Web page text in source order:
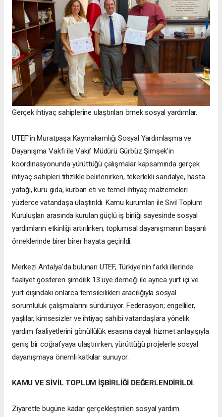
Gerçek ihtiyaç sahiplerine ulaştırılan örnek sosyal yardımlar.
UTEF'in Muratpaşa Kaymakamlığı Sosyal Yardımlaşma ve
Dayanışma Vakfı ile Vakıf Müdürü Gürbüz Şimşek'in
koordinasyonunda yürüttüğü çalışmalar kapsamında gerçek
ihtiyaç sahipleri titizlikle belirlenirken, tekerlekli sandalye, hasta
yatağı, kuru gıda, kurban eti ve temel ihtiyaç malzemeleri
yüzlerce vatandaşa ulaştırıldı. Kamu kurumları ile Sivil Toplum
Kuruluşları arasında kurulan güçlü iş birliği sayesinde sosyal
yardımların etkinliği artırılırken, toplumsal dayanışmanın başarılı
örneklerinde birer birer hayata geçirildi.
Merkezi Antalya'da bulunan UTEF, Türkiye'nin farklı illerinde
faaliyet gösteren şimdilik 13 üye derneği ile ayrıca yurt içi ve
yurt dışındaki onlarca temsilcilikleri aracılığıyla sosyal
sorumluluk çalışmalarını sürdürüyor. Federasyon; engelliler,
yaşlılar, kimsesizler ve ihtiyaç sahibi vatandaşlara yönelik
yardım faaliyetlerini gönüllülük esasına dayalı hizmet anlayışıyla
geniş bir coğrafyaya ulaştırırken, yürüttüğü projelerle sosyal
dayanışmaya önemli katkılar sunuyor.
KAMU VE SİVİL TOPLUM İŞBİRLİĞİ DEĞERLENDİRİLDİ.
Ziyarette bugüne kadar gerçekleştirilen sosyal yardım